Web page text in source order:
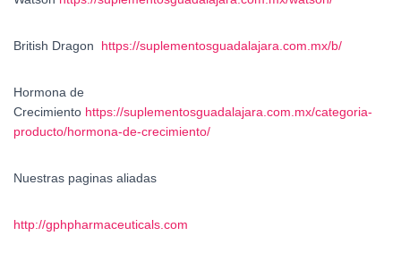
British Dragon https://suplementosguadalajara.com.mx/b/
Hormona de
Crecimiento https://suplementosguadalajara.com.mx/categoria-
producto/hormona-de-crecimiento/
Nuestras paginas aliadas
http://gphpharmaceuticals.com